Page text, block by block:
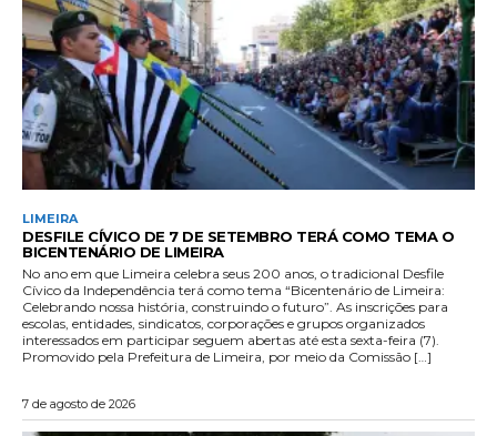
LIMEIRA
DESFILE CÍVICO DE 7 DE SETEMBRO TERÁ COMO TEMA O
BICENTENÁRIO DE LIMEIRA
No ano em que Limeira celebra seus 200 anos, o tradicional Desfile
Cívico da Independência terá como tema “Bicentenário de Limeira:
Celebrando nossa história, construindo o futuro”. As inscrições para
escolas, entidades, sindicatos, corporações e grupos organizados
interessados em participar seguem abertas até esta sexta-feira (7).
Promovido pela Prefeitura de Limeira, por meio da Comissão […]
7 de agosto de 2026